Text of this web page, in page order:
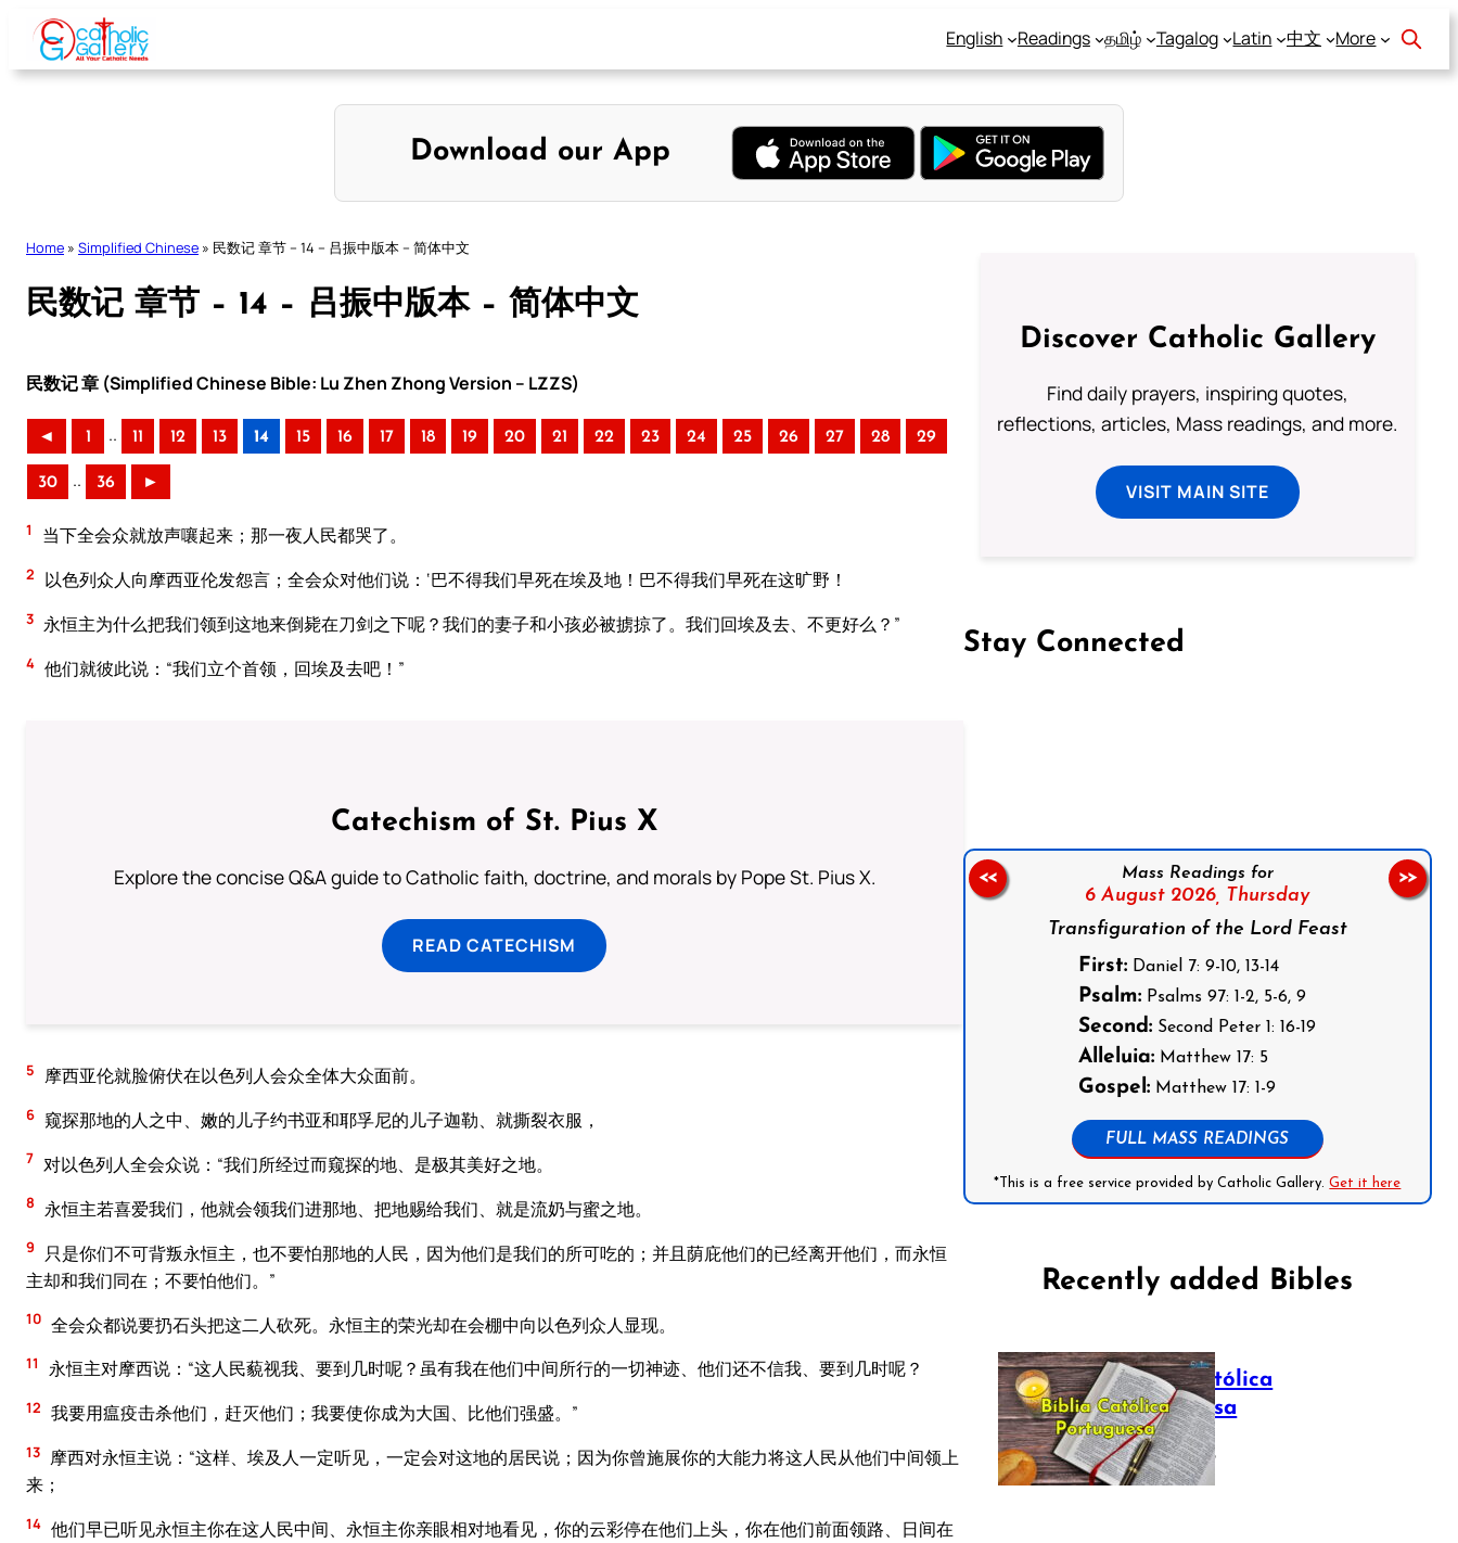
Skip
content
English Readings தமிழ் Tagalog Latin 中文 More
Download our App
Home » Simplified Chinese » 民数记 章节 – 14 – 吕振中版本 – 简体中文
民数记 章节 – 14 – 吕振中版本 – 简体中文
民数记 章 (Simplified Chinese Bible: Lu Zhen Zhong Version – LZZS)
◄ 1 .. 11 12 13 14 15 16 17 18 19 20 21 22 23 24 25 26 27 28 29
30 .. 36 ►
1 当下全会众就放声嚷起来；那一夜人民都哭了。
2 以色列众人向摩西亚伦发怨言；全会众对他们说：‘巴不得我们早死在埃及地！巴不得我们早死在这旷野！
3 永恒主为什么把我们领到这地来倒毙在刀剑之下呢？我们的妻子和小孩必被掳掠了。我们回埃及去、不更好么？”
4 他们就彼此说：“我们立个首领，回埃及去吧！”
Catechism of St. Pius X
Explore the concise Q&A guide to Catholic faith, doctrine, and morals by Pope St. Pius X.
READ CATECHISM
5 摩西亚伦就脸俯伏在以色列人会众全体大众面前。
6 窥探那地的人之中、嫩的儿子约书亚和耶孚尼的儿子迦勒、就撕裂衣服，
7 对以色列人全会众说：“我们所经过而窥探的地、是极其美好之地。
8 永恒主若喜爱我们，他就会领我们进那地、把地赐给我们、就是流奶与蜜之地。
9
只是你们不可背叛永恒主，也不要怕那地的人民，因为他们是我们的所可吃的；并且荫庇他们的已经离开他们，而永恒
主却和我们同在；不要怕他们。”
10 全会众都说要扔石头把这二人砍死。永恒主的荣光却在会棚中向以色列众人显现。
11 永恒主对摩西说：“这人民藐视我、要到几时呢？虽有我在他们中间所行的一切神迹、他们还不信我、要到几时呢？
12 我要用瘟疫击杀他们，赶灭他们；我要使你成为大国、比他们强盛。”
13 摩西对永恒主说：“这样、埃及人一定听见，一定会对这地的居民说；因为你曾施展你的大能力将这人民从他们中间领上
来；
14 他们早已听见永恒主你在这人民中间、永恒主你亲眼相对地看见，你的云彩停在他们上头，你在他们前面领路、日间在
Discover Catholic Gallery
Find daily prayers, inspiring quotes,
reflections, articles, Mass readings, and more.
VISIT MAIN SITE
Stay Connected
Mass Readings for
6 August 2026, Thursday
Transfiguration of the Lord Feast
First: Daniel 7: 9-10, 13-14
Psalm: Psalms 97: 1-2, 5-6, 9
Second: Second Peter 1: 16-19
Alleluia: Matthew 17: 5
Gospel: Matthew 17: 1-9
FULL MASS READINGS
*This is a free service provided by Catholic Gallery.Get it here
<< >>
Recently added Bibles
Bíblia Católica
Portuguesa
July 16, 2025